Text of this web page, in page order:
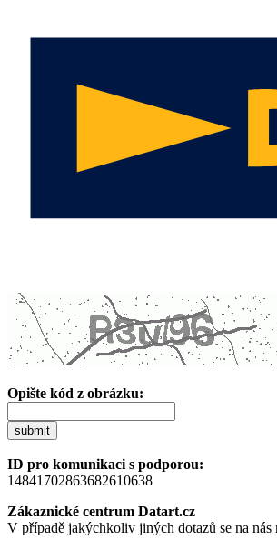
Opište kód z obrázku:
submit
ID pro komunikaci s podporou:
14841702863682610638
Zákaznické centrum Datart.cz
V případě jakýchkoliv jiných dotazů se na nás